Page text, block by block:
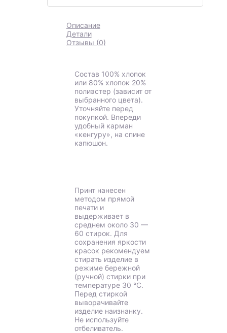
Описание
Детали
Отзывы (0)
Состав 100% хлопок
или 80% хлопок 20%
полиэстер (зависит от
выбранного цвета).
Уточняйте перед
покупкой. Впереди
удобный карман
«кенгуру», на спине
капюшон.
Принт нанесен
методом прямой
печати и
выдерживает в
среднем около 30 —
60 стирок. Для
сохранения яркости
красок рекомендуем
стирать изделие в
режиме бережной
(ручной) стирки при
температуре 30 °C.
Перед стиркой
выворачивайте
изделие наизнанку.
Не используйте
отбеливатель.